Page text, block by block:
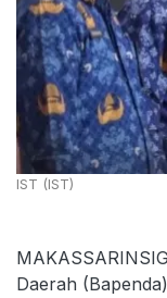
IST (IST)
Daerah